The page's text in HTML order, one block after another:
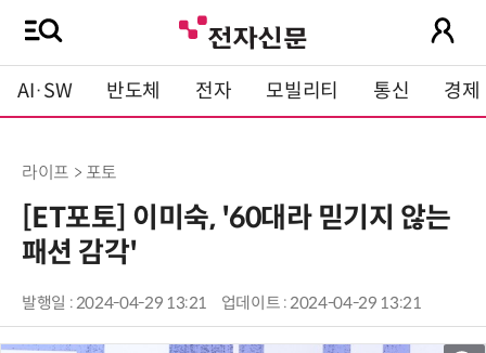
AI·SW 반도체 전자 모빌리티 통신 경제
라이프 > 포토
[ET포토] 이미숙, '60대라 믿기지 않는
패션 감각'
발행일 : 2024-04-29 13:21 업데이트 : 2024-04-29 13:21